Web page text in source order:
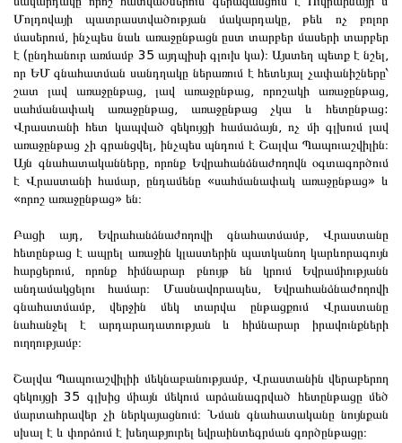
Մոլդովայի պատրաստվածության մակարդակը, թեև ոչ բոլոր
մասերում, ինչպես նաև առաջընթացն ըստ տարբեր մասերի տարբեր
է (ընդհանուր առմամբ 35 այդպիսի գլուխ կա)։ Այստեղ պետք է նշել,
որ ԵՄ գնահատման սանդղակը ներառում է հետևյալ չափանիշները՝
շատ լավ առաջընթաց, լավ առաջընթաց, որոշակի առաջընթաց,
սահմանափակ առաջընթաց, առաջընթաց չկա և հետընթաց:
Վրաստանի հետ կապված զեկույցի համաձայն, ոչ մի գլխում լավ
առաջընթաց չի գրանցվել, ինչպես պնդում է Շալվա Պապուաշվիլին։
Այն գնահատականները, որոնք Եվրահանձնաժողովն օգտագործում
է Վրաստանի համար, ընդամենը «սահմանափակ առաջընթաց» և
«որոշ առաջընթաց» են։
Բացի այդ, Եվրահանձնաժողովի գնահատմամբ, Վրաստանը
հետընթաց է ապրել առաջին կլաստերին պատկանող կարևորագույն
հարցերում, որոնք հիմնարար բնույթ են կրում Եվրամիությանն
անդամակցելու համար։ Մասնավորապես, Եվրահանձնաժողովի
գնահատմամբ, վերջին մեկ տարվա ընթացքում Վրաստանը
նահանջել է արդարադատության և հիմնարար իրավունքների
ուղղությամբ։
Շալվա Պապուաշվիլիի մեկնաբանությամբ, Վրաստանին վերաբերող
զեկույցի 35 գլխից միայն մեկում արձանագրված հետընթացը մեծ
մարտահրավեր չի ներկայացնում։ Նման գնահատականը նույնքան
սխալ է և փորձում է խեղաթյուրել եվրաինտեգրման գործընթացը։